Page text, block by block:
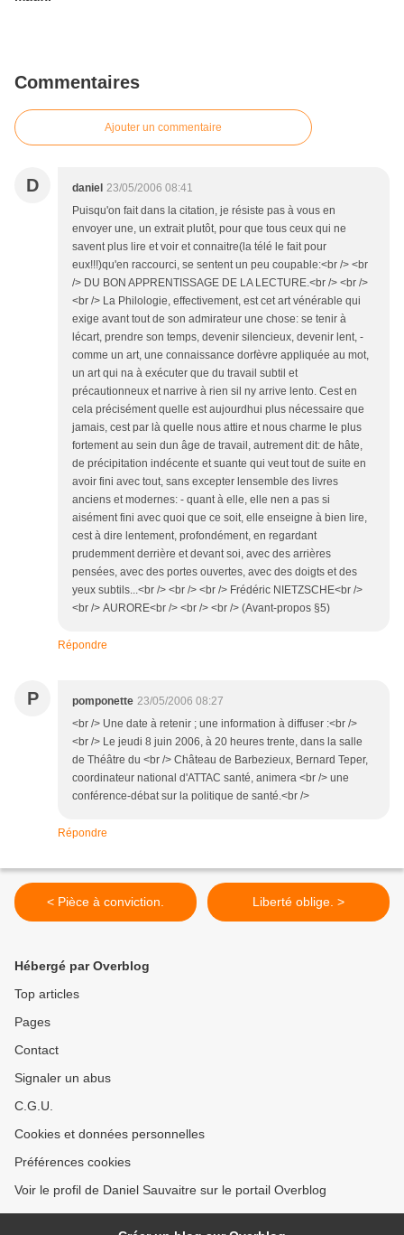
Commentaires
Ajouter un commentaire
D daniel 23/05/2006 08:41
Puisqu'on fait dans la citation, je résiste pas à vous en
envoyer une, un extrait plutôt, pour que tous ceux qui ne
savent plus lire et voir et connaitre(la télé le fait pour
eux!!!)qu'en raccourci, se sentent un peu coupable:<br /> <br
/> DU BON APPRENTISSAGE DE LA LECTURE.<br /> <br />
<br /> La Philologie, effectivement, est cet art vénérable qui
exige avant tout de son admirateur une chose: se tenir à
lécart, prendre son temps, devenir silencieux, devenir lent, -
comme un art, une connaissance dorfèvre appliquée au mot,
un art qui na à exécuter que du travail subtil et
précautionneux et narrive à rien sil ny arrive lento. Cest en
cela précisément quelle est aujourdhui plus nécessaire que
jamais, cest par là quelle nous attire et nous charme le plus
fortement au sein dun âge de travail, autrement dit: de hâte,
de précipitation indécente et suante qui veut tout de suite en
avoir fini avec tout, sans excepter lensemble des livres
anciens et modernes: - quant à elle, elle nen a pas si
aisément fini avec quoi que ce soit, elle enseigne à bien lire,
cest à dire lentement, profondément, en regardant
prudemment derrière et devant soi, avec des arrières
pensées, avec des portes ouvertes, avec des doigts et des
yeux subtils...<br /> <br /> <br /> Frédéric NIETZSCHE<br />
<br /> AURORE<br /> <br /> <br /> (Avant-propos §5)
Répondre
P pomponette 23/05/2006 08:27
<br /> Une date à retenir ; une information à diffuser :<br />
<br /> Le jeudi 8 juin 2006, à 20 heures trente, dans la salle
de Théâtre du <br /> Château de Barbezieux, Bernard Teper,
coordinateur national d'ATTAC santé, animera <br /> une
conférence-débat sur la politique de santé.<br />
Répondre
< Pièce à conviction. Liberté oblige. >
Hébergé par Overblog
Top articles
Pages
Contact
Signaler un abus
C.G.U.
Cookies et données personnelles
Préférences cookies
Voir le profil de Daniel Sauvaitre sur le portail Overblog